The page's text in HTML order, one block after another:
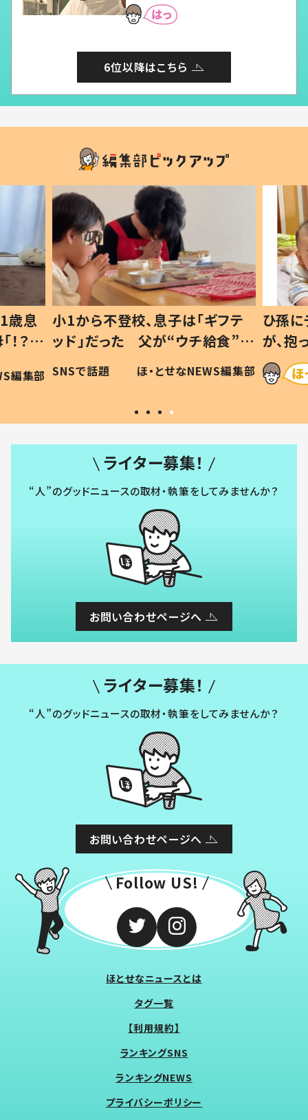
6位以降はこちら
歳息
？」
編集部
小1から不登校、息子は「ギフテ
ッド」だった 父が“ウチ給食”を
作り続ける理由とは #令和の親
#令和の子
SNSで話題 ほ・とせなNEWS編集部
ひ孫
が、
「涙が
い」
ライター募集！
“人”のグッドニュースの取材・執筆をしてみませんか？
お問い合わせページへ
ライター募集！
“人”のグッドニュースの取材・執筆をしてみませんか？
お問い合わせページへ
Follow US!
ほとせなニュースとは
タグ一覧
【利用規約】
ランキングSNS
ランキングNEWS
プライバシーポリシー